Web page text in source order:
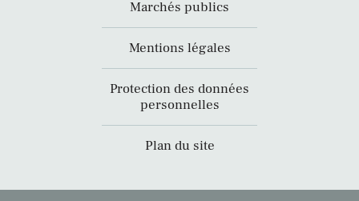
Marchés publics
Mentions légales
Protection des données
personnelles
Plan du site